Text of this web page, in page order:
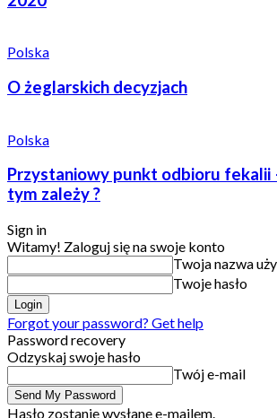
Polska
O żeglarskich decyzjach
Polska
Przystaniowy punkt odbioru fekalii
tym zależy ?
Sign in
Witamy! Zaloguj się na swoje konto
Twoja nazwa
Twoje hasło
Forgot your password? Get help
Password recovery
Odzyskaj swoje hasło
Twój e-mail
Hasło zostanie wysłane e-mailem.